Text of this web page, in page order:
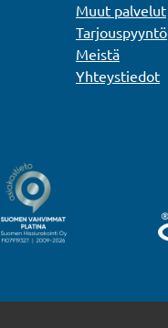
Muut palvelut
Tarjouspyyntö
Meistä
Yhteystiedot